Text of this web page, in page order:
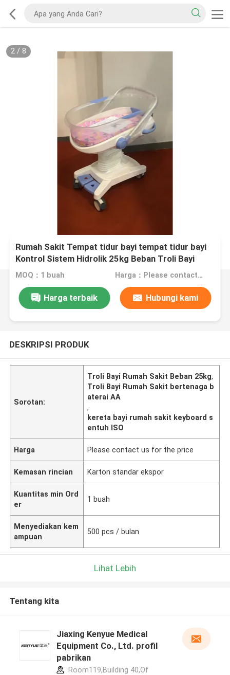
2/ 8
Rumah Sakit Tempat tidur bayi tempat tidur bayi
Kontrol Sistem Hidrolik 25kg Beban Troli Bayi
Rumah Sakit Putih
MOQ：1 buah Harga：Please contact us for the price
Harga terbaik Hubungi kami
DESKRIPSI PRODUK
Sorotan:
Troli Bayi Rumah Sakit Beban 25kg,
Troli Bayi Rumah Sakit bertenaga b
aterai AA
,
kereta bayi rumah sakit keyboard s
entuh ISO
Harga Please contact us for the price
Kemasan rincian Karton standar ekspor
Kuantitas min Ord
er
1 buah
Menyediakan kem
ampuan
500 pcs / bulan
Lihat Lebih
Tentang kita
Jiaxing Kenyue Medical
Equipment Co., Ltd. profil
pabrikan
Room119,Building 40,Of